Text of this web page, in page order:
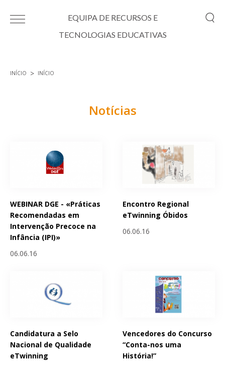
EQUIPA DE RECURSOS E
TECNOLOGIAS EDUCATIVAS
INÍCIO INÍCIO
Notícias
WEBINAR DGE - «Práticas
Recomendadas em
Intervenção Precoce na
Infância (IPI)»
06.06.16
Encontro Regional
eTwinning Óbidos
06.06.16
Candidatura a Selo
Nacional de Qualidade
eTwinning
Vencedores do Concurso
“Conta-nos uma
História!”
Páginas